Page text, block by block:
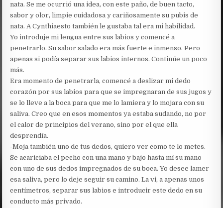
nata. Se me ocurrió una idea, con este paño, de buen tacto,
sabor y olor, limpie cuidadosa y cariñosamente su pubis de
nata. A Cynthiaesto también le gustaba tal era mi habilidad.
Yo introduje mi lengua entre sus labios y comencé a
penetrarlo. Su sabor salado era más fuerte e inmenso. Pero
apenas si podía separar sus labios internos. Continúe un poco
más.
Era momento de penetrarla, comencé a deslizar mi dedo
corazón por sus labios para que se impregnaran de sus jugos y
se lo lleve a la boca para que me lo lamiera y lo mojara con su
saliva. Creo que en esos momentos ya estaba sudando, no por
el calor de principios del verano, sino por el que ella
desprendía.
-Moja también uno de tus dedos, quiero ver como te lo metes.
Se acariciaba el pecho con una mano y bajo hasta mí su mano
con uno de sus dedos impregnados de su boca. Yo desee lamer
esa saliva, pero lo deje seguir su camino. La vi, a apenas unos
centímetros, separar sus labios e introducir este dedo en su
conducto más privado.